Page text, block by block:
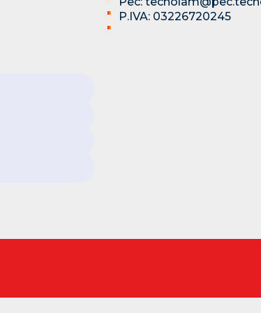
P.IVA: 03226720245